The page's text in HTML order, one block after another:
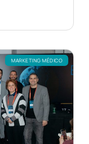
MARKETING MÉDICO